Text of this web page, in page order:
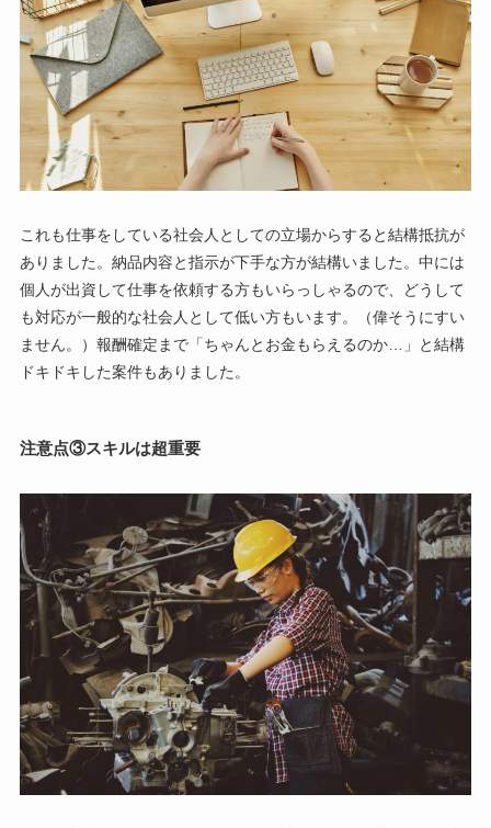
これも仕事をしている社会人としての立場からすると結構抵抗が
ありました。納品内容と指示が下手な方が結構いました。中には
個人が出資して仕事を依頼する方もいらっしゃるので、どうして
も対応が一般的な社会人として低い方もいます。（偉そうにすい
ません。）報酬確定まで「ちゃんとお金もらえるのか…」と結構
ドキドキした案件もありました。
注意点③スキルは超重要